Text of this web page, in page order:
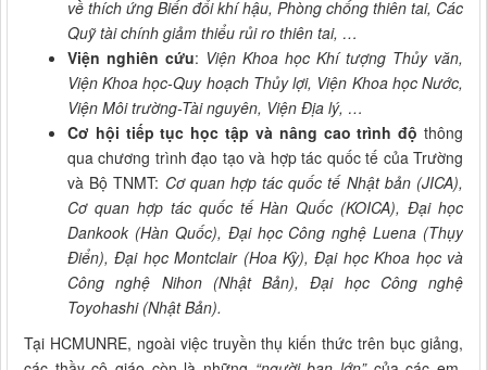
về thích ứng Biến đổi khí hậu, Phòng chống thiên tai, Các
Quỹ tài chính giảm thiểu rủi ro thiên tai, …
Viện nghiên cứu: Viện Khoa học Khí tượng Thủy văn,
Viện Khoa học-Quy hoạch Thủy lợi, Viện Khoa học Nước,
Viện Môi trường-Tài nguyên, Viện Địa lý, …
Cơ hội tiếp tục học tập và nâng cao trình độ thông
qua chương trình đạo tạo và hợp tác quốc tế của Trường
và Bộ TNMT: Cơ quan hợp tác quốc tế Nhật bản (JICA),
Cơ quan hợp tác quốc tế Hàn Quốc (KOICA), Đại học
Dankook (Hàn Quốc), Đại học Công nghệ Luena (Thụy
Điển), Đại học Montclair (Hoa Kỳ), Đại học Khoa học và
Công nghệ Nihon (Nhật Bản), Đại học Công nghệ
Toyohashi (Nhật Bản).
Tại HCMUNRE, ngoài việc truyền thụ kiến thức trên bục giảng,